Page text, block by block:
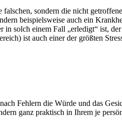
sondern die nicht
beispielsweise auch ein
in solch einem Fall „erledigt“ ist,
ist auch einer der größten
Fehlern die Würde und das
ganz praktisch in Ihrem je